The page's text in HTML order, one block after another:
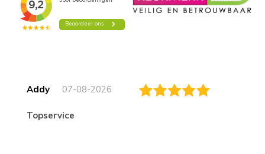
Addy 07-08-2026
topservice